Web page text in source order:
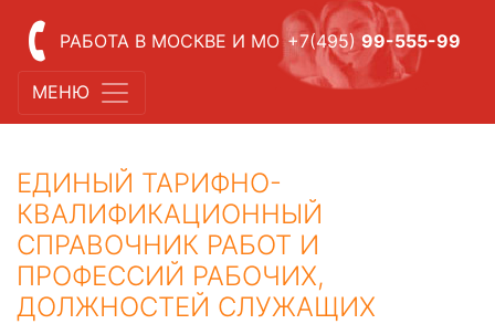
РАБОТА В МОСКВЕ И МО +7(495) 99-555-99
МЕНЮ
ЕДИНЫЙ ТАРИФНО-
КВАЛИФИКАЦИОННЫЙ
СПРАВОЧНИК РАБОТ И
ПРОФЕССИЙ РАБОЧИХ,
ДОЛЖНОСТЕЙ СЛУЖАЩИХ